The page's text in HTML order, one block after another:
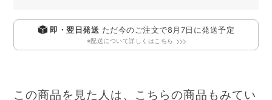
即・翌日発送 ただ今のご注文で8月7日 に発送予定
※配送について詳しくはこちら
この商品を見た人は、こちらの商品もみてい